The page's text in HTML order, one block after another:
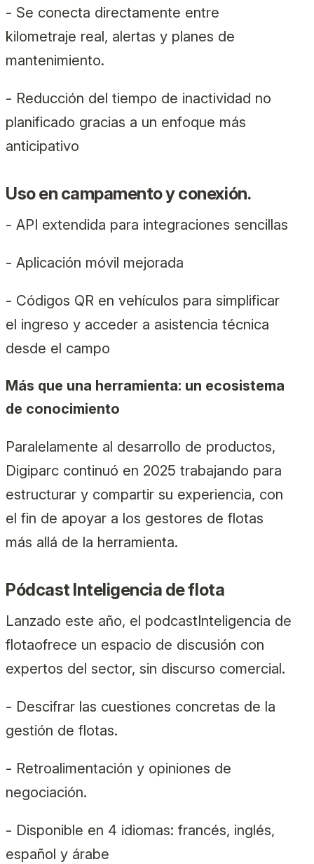
- Se conecta directamente entre
kilometraje real, alertas y planes de
mantenimiento.
- Reducción del tiempo de inactividad no
planificado gracias a un enfoque más
anticipativo
Uso en campamento y conexión.
- API extendida para integraciones sencillas
- Aplicación móvil mejorada
- Códigos QR en vehículos para simplificar
el ingreso y acceder a asistencia técnica
desde el campo
Más que una herramienta: un ecosistema
de conocimiento
Paralelamente al desarrollo de productos,
Digiparc continuó en 2025 trabajando para
estructurar y compartir su experiencia, con
el fin de apoyar a los gestores de flotas
más allá de la herramienta.
Pódcast Inteligencia de flota
Lanzado este año, el podcastInteligencia de
flotaofrece un espacio de discusión con
expertos del sector, sin discurso comercial.
- Descifrar las cuestiones concretas de la
gestión de flotas.
- Retroalimentación y opiniones de
negociación.
- Disponible en 4 idiomas: francés, inglés,
español y árabe